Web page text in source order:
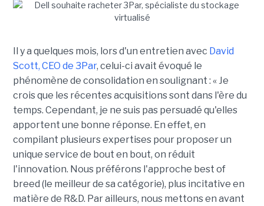
Il y a quelques mois, lors d'un entretien avec David
Scott, CEO de 3Par, celui-ci avait évoqué le
phénomène de consolidation en soulignant : « Je
crois que les récentes acquisitions sont dans l'ère du
temps. Cependant, je ne suis pas persuadé qu'elles
apportent une bonne réponse. En effet, en
compilant plusieurs expertises pour proposer un
unique service de bout en bout, on réduit
l'innovation. Nous préférons l'approche best of
breed (le meilleur de sa catégorie), plus incitative en
matière de R&D. Par ailleurs, nous mettons en avant